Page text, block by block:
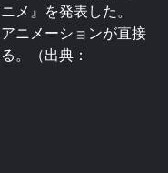
メ』を発表した。
ニメーションが直接
。（出典：